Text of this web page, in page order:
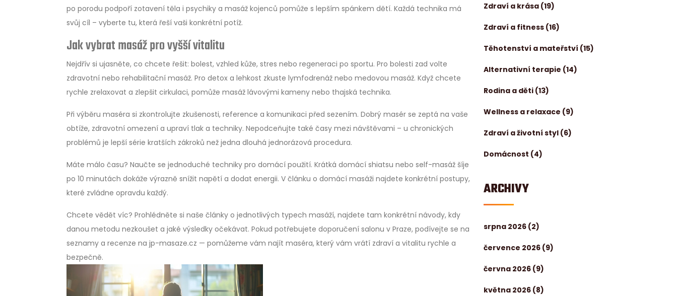
Zdraví a krása (19)
Zdraví a fitness (16)
Těhotenství a mateřství (15)
Alternativní terapie (14)
Rodina a děti (13)
Wellness a relaxace (9)
Zdraví a životní styl (6)
Domácnost (4)
ARCHIVY
srpna 2026 (2)
července 2026 (9)
června 2026 (9)
května 2026 (8)
po porodu podpoří zotavení těla i psychiky a masáž kojenců pomůže s lepším spánkem dětí. Každá technika má
svůj cíl – vyberte tu, která řeší vaši konkrétní potíž.
Jak vybrat masáž pro vyšší vitalitu
Nejdřív si ujasněte, co chcete řešit: bolest, vzhled kůže, stres nebo regeneraci po sportu. Pro bolesti zad volte
zdravotní nebo rehabilitační masáž. Pro detox a lehkost zkuste lymfodrenáž nebo medovou masáž. Když chcete
rychle zrelaxovat a zlepšit cirkulaci, pomůže masáž lávovými kameny nebo thajská technika.
Při výběru maséra si zkontrolujte zkušenosti, reference a komunikaci před sezením. Dobrý masér se zeptá na vaše
obtíže, zdravotní omezení a upraví tlak a techniky. Nepodceňujte také časy mezi návštěvami – u chronických
problémů je lepší série kratších zákroků než jedna dlouhá jednorázová procedura.
Máte málo času? Naučte se jednoduché techniky pro domácí použití. Krátká domácí shiatsu nebo self-masáž šíje
po 10 minutách dokáže výrazně snížit napětí a dodat energii. V článku o domácí masáži najdete konkrétní postupy,
které zvládne opravdu každý.
Chcete vědět víc? Prohlédněte si naše články o jednotlivých typech masáží, najdete tam konkrétní návody, kdy
danou metodu nezkoušet a jaké výsledky očekávat. Pokud potřebujete doporučení salonu v Praze, podívejte se na
seznamy a recenze na jp-masaze.cz — pomůžeme vám najít maséra, který vám vrátí zdraví a vitalitu rychle a
bezpečně.